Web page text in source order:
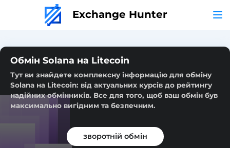
Exchange Hunter
Обмін Solana на Litecoin
Тут ви знайдете комплексну інформацію для обміну
Solana на Litecoin: від актуальних курсів до рейтингу
надійних обмінників. Все для того, щоб ваш обмін був
максимально вигідним та безпечним.
зворотній обмін